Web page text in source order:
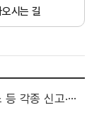
시는 길
·신청 서식 안내